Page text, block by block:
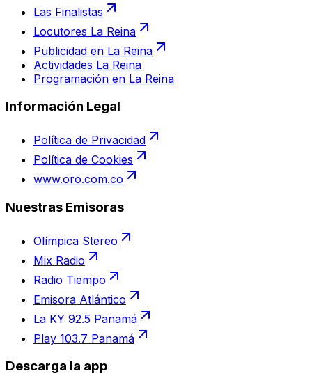
Las Finalistas
Locutores La Reina
Publicidad en La Reina
Actividades La Reina
Programación en La Reina
Información Legal
Política de Privacidad
Política de Cookies
www.oro.com.co
Nuestras Emisoras
Olímpica Stereo
Mix Radio
Radio Tiempo
Emisora Atlántico
La KY 92.5 Panamá
Play 103.7 Panamá
Descarga la app